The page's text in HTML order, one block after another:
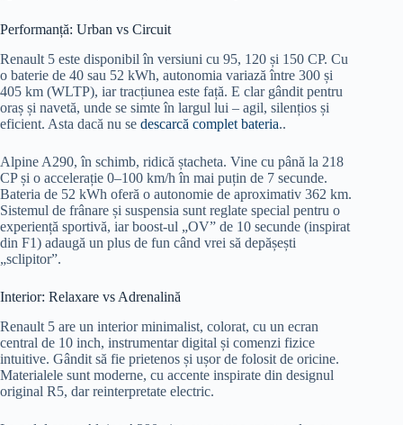
Performanță: Urban vs Circuit
Renault 5 este disponibil în versiuni cu 95, 120 și 150 CP. Cu
o baterie de 40 sau 52 kWh, autonomia variază între 300 și
405 km (WLTP), iar tracțiunea este față. E clar gândit pentru
oraș și navetă, unde se simte în largul lui – agil, silențios și
eficient. Asta dacă nu se descarcă complet bateria..
Alpine A290, în schimb, ridică ștacheta. Vine cu până la 218
CP și o accelerație 0–100 km/h în mai puțin de 7 secunde.
Bateria de 52 kWh oferă o autonomie de aproximativ 362 km.
Sistemul de frânare și suspensia sunt reglate special pentru o
experiență sportivă, iar boost-ul „OV” de 10 secunde (inspirat
din F1) adaugă un plus de fun când vrei să depășești
„sclipitor”.
Interior: Relaxare vs Adrenalină
Renault 5 are un interior minimalist, colorat, cu un ecran
central de 10 inch, instrumentar digital și comenzi fizice
intuitive. Gândit să fie prietenos și ușor de folosit de oricine.
Materialele sunt moderne, cu accente inspirate din designul
original R5, dar reinterpretate electric.